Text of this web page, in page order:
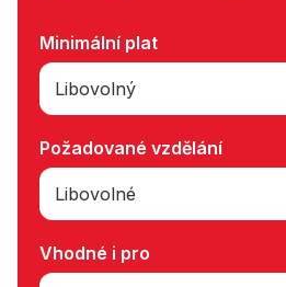
Minimální plat
Libovolný
Požadované vzdělání
Libovolné
Vhodné i pro